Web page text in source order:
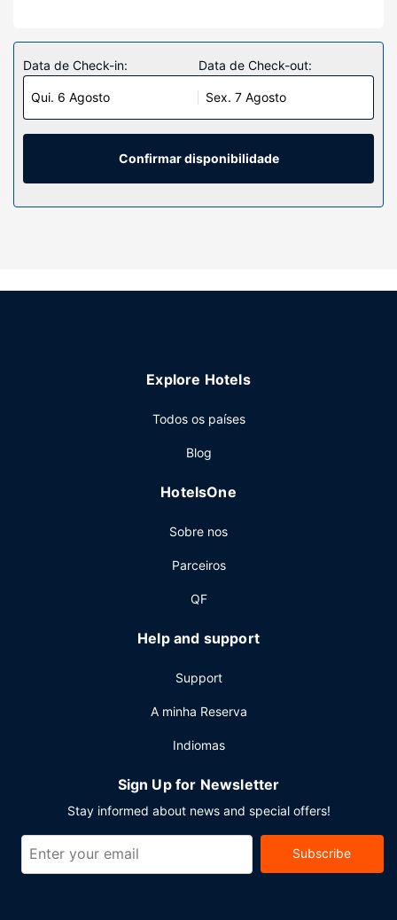
Sinta-se em casa num dos 45 quartos com ar
condicionado e um televisor de ecrã plano. O acesso à
internet sem fios permite-lhe estar sempre contactável. Ao
final do dia, assista a uma seleção de canais por cabo. As
casas de banho privativas dispõem de uma banheira ou
um polibã, artigos de higiene grátis e secadores de
O espaço oferece ainda Wi-fi grátis e serviços de
de olhos pela ementa do serviço de quarto. Termine o dia
pequenos-almoços buffet diariamente entre as 6:30 e as
As principais comodidades incluem jornais grátis no lobby,
bagagem. Há estacionamento no local.
Data de Check-in:
Qui. 6 Agosto
Data de Check-out:
Sex. 7 Agosto
Confirmar disponibilidade
Explore Hotels
Todos os países
Blog
HotelsOne
Sobre nos
Parceiros
QF
Help and support
Support
A minha Reserva
Indiomas
Sign Up for Newsletter
Stay informed about news and special offers!
Subscribe